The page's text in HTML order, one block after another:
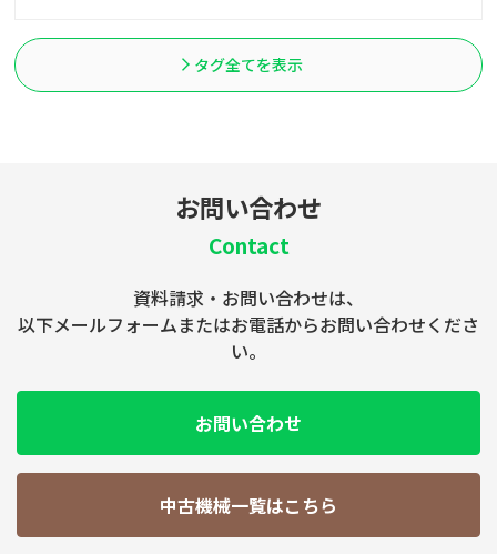
タグ全てを表示
お問い合わせ
Contact
資料請求・お問い合わせは、
以下メールフォームまたはお電話からお問い合わせくださ
い。
お問い合わせ
中古機械一覧はこちら